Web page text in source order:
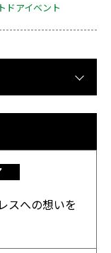
ドアイベント
スへの想いを